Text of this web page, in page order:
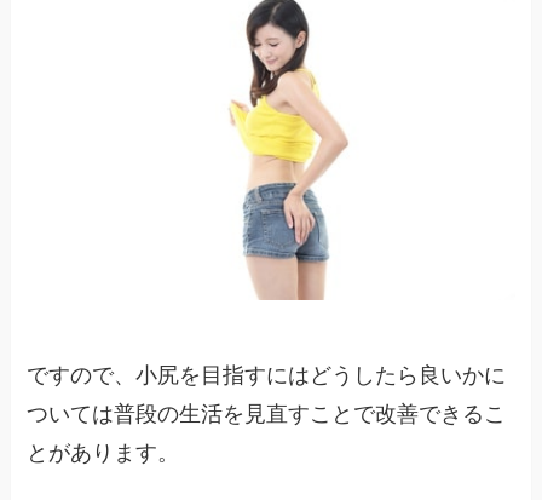
ですので、小尻を目指すにはどうしたら良いかに
ついては普段の生活を見直すことで改善できるこ
とがあります。